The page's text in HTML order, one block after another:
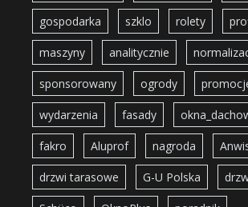
gospodarka szklo rolety
maszyny analitycznie
sponsorowany ogrody
wydarzenia fasady
fakro Aluprof nagroda
drzwi tarasowe G-U Polska